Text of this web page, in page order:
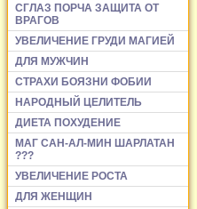
СГЛАЗ ПОРЧА ЗАЩИТА ОТ
ВРАГОВ
УВЕЛИЧЕНИЕ ГРУДИ МАГИЕЙ
ДЛЯ МУЖЧИН
СТРАХИ БОЯЗНИ ФОБИИ
НАРОДНЫЙ ЦЕЛИТЕЛЬ
ДИЕТА ПОХУДЕНИЕ
МАГ САН-АЛ-МИН ШАРЛАТАН
???
УВЕЛИЧЕНИЕ РОСТА
ДЛЯ ЖЕНЩИН